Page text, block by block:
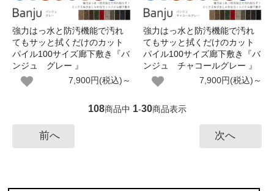
強力はっ水と防汚機能で汚れ
てもサッと拭くだけのカット
パイル100サイズ廊下敷き『バ
ンジュ グレー 』
7,900円(税込)～
強力はっ水と防汚機能で汚れ
てもサッと拭くだけのカット
パイル100サイズ廊下敷き『バ
ンジュ チャコールグレー 』
7,900円(税込)～
108商品中 1-30商品表示
前へ 次へ